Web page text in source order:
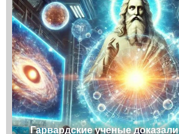
Гарвардские ученые доказали